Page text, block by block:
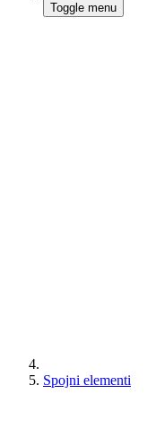
Toggle menu
Spojni elementi